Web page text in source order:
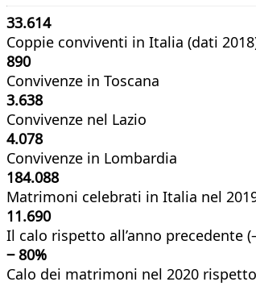
33.614
Coppie conviventi in Italia (dati
890
Convivenze in Toscana
3.638
Convivenze nel Lazio
4.078
Convivenze in Lombardia
184.088
Matrimoni celebrati in Italia nel
11.690
Il calo rispetto all’anno precedente
‒ 80%
Calo dei matrimoni nel 2020